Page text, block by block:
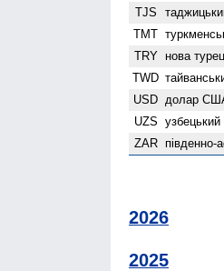
TJS
TMT
TRY нова
TWD
USD долар
UZS
ZAR південно-
2026
2025